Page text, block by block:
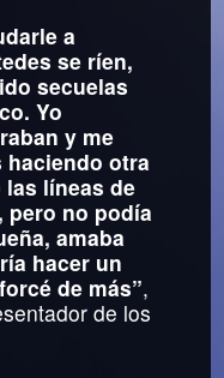
a
se ríen,
secuelas
Yo
y me
haciendo otra
líneas de
pero no podía
amaba
hacer un
de más”,
de los